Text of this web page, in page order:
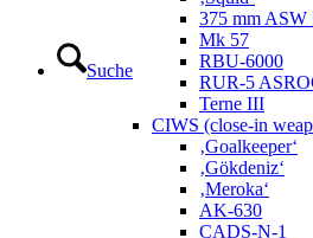
Suche
375 mm ASW
Mk 57
RBU-6000
RUR-5
Terne III
CIWS (close-in
‚Goalkeeper‘
‚Gökdeniz‘
‚Meroka‘
AK-630
CADS-N-1